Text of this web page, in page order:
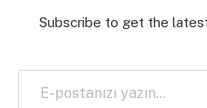
Subscribe to get the
E-postanızı yazın…